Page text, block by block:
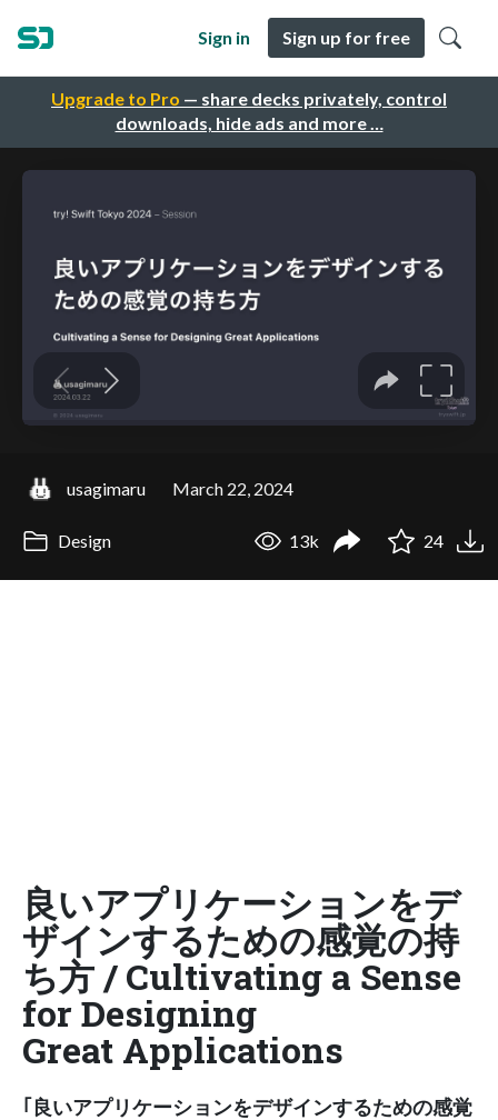
Upgrade to Pro — share decks privately, control
downloads, hide ads and more …
Sign in Sign up for free
usagimaru March 22, 2024
Design 13k 24
良いアプリケーションをデ
ザインするための感覚の持
ち方 / Cultivating a Sense
for Designing
Great Applications
｢良いアプリケーションをデザインするための感覚